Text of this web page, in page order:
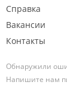
Справка
Вакансии
Контакты
Обнаружили
Напишите нам